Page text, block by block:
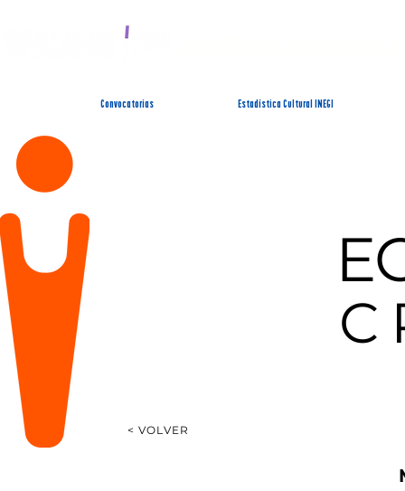
Convocatorias Estadística Cultural INEGI
< VOLVER